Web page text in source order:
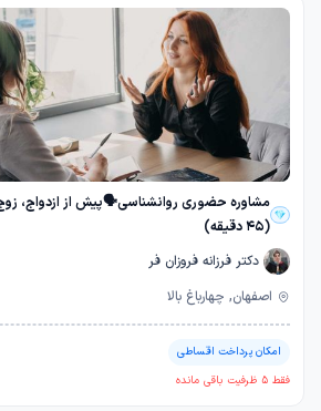
مشاوره حضوری روانشناسی🗣️پیش از ازدواج،
(45 دقیقه)
دکتر فرزانه فروزان فر
اصفهان, چهارباغ بالا
امکان پرداخت اقساطی
فقط 5 ظرفیت باقی مانده